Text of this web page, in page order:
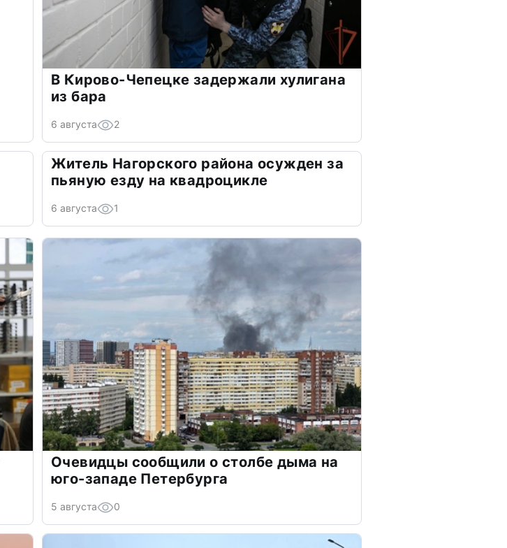
В Кирово-Чепецке задержали хулигана
из бара
6 августа 2
Житель Нагорского района осужден за
пьяную езду на квадроцикле
6 августа 1
Очевидцы сообщили о столбе дыма на
юго-западе Петербурга
5 августа 0